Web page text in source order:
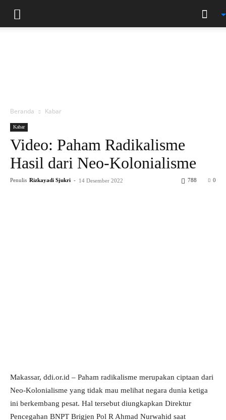
Beranda Kabar
Kabar
Video: Paham Radikalisme
Hasil dari Neo-Kolonialisme
Penulis Rizkayadi Sjukri - 14 Desember 2022 0
788
Makassar, ddi.or.id – Paham radikalisme merupakan ciptaan dari
Neo-Kolonialisme yang tidak mau melihat negara dunia ketiga
ini berkembang pesat. Hal tersebut diungkapkan Direktur
Pencegahan BNPT Brigjen Pol R Ahmad Nurwahid saat